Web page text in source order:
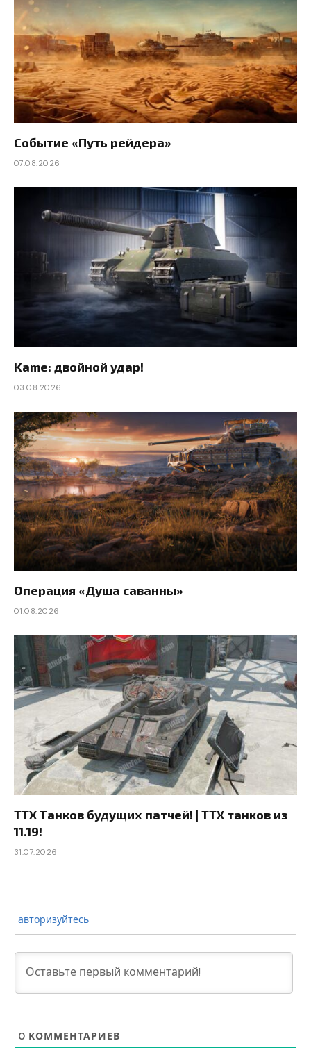
Событие «Путь рейдера»
07.08.2026
Kame: двойной удар!
03.08.2026
Операция «Душа саванны»
01.08.2026
ТТХ Танков будущих патчей! | ТТХ танков из
11.19!
31.07.2026
авторизуйтесь
0 КОММЕНТАРИЕВ